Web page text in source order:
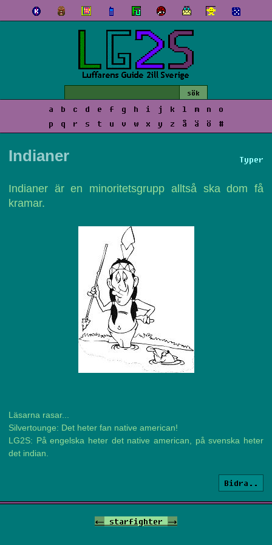
a b c d e f g h i j k l m n
o
p
q r s t u v w x y z å ä ö #
Typer
Indianer
Indianer är en minoritetsgrupp alltså ska dom få
kramar.
Läsarna rasar...
Silvertounge: Det heter fan native american!
LG2S: På engelska heter det native american, på svenska heter
det indian.
Bidra..
<- starfighter ->